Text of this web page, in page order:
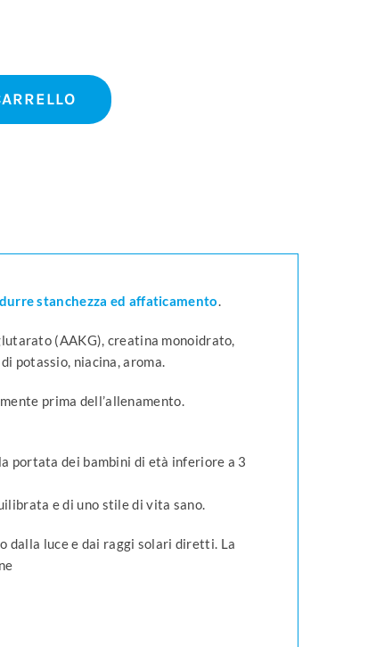
stanchezza ed affaticamento.
(AAKG), creatina monoidrato,
potassio, niacina, aroma.
prima dell’allenamento.
portata dei bambini di età inferiore a 3
e di uno stile di vita sano.
dalla luce e dai raggi solari diretti. La